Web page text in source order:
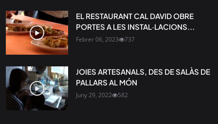
EL RESTAURANT CAL DAVID OBRE
PORTES A LES INSTAL·LACIONS...
Febrer 06, 2023 737
JOIES ARTESANALS, DES DE SALÀS DE
PALLARS AL MÓN
Juny 29, 2022 582